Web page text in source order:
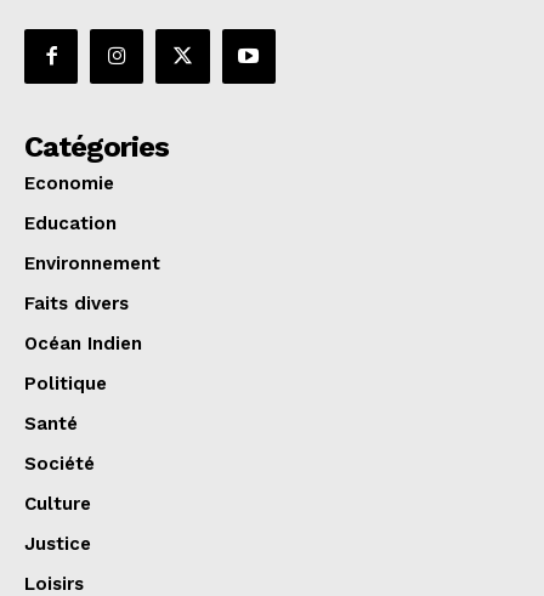
Catégories
Economie
Education
Environnement
Faits divers
Océan Indien
Politique
Santé
Société
Culture
Justice
Loisirs